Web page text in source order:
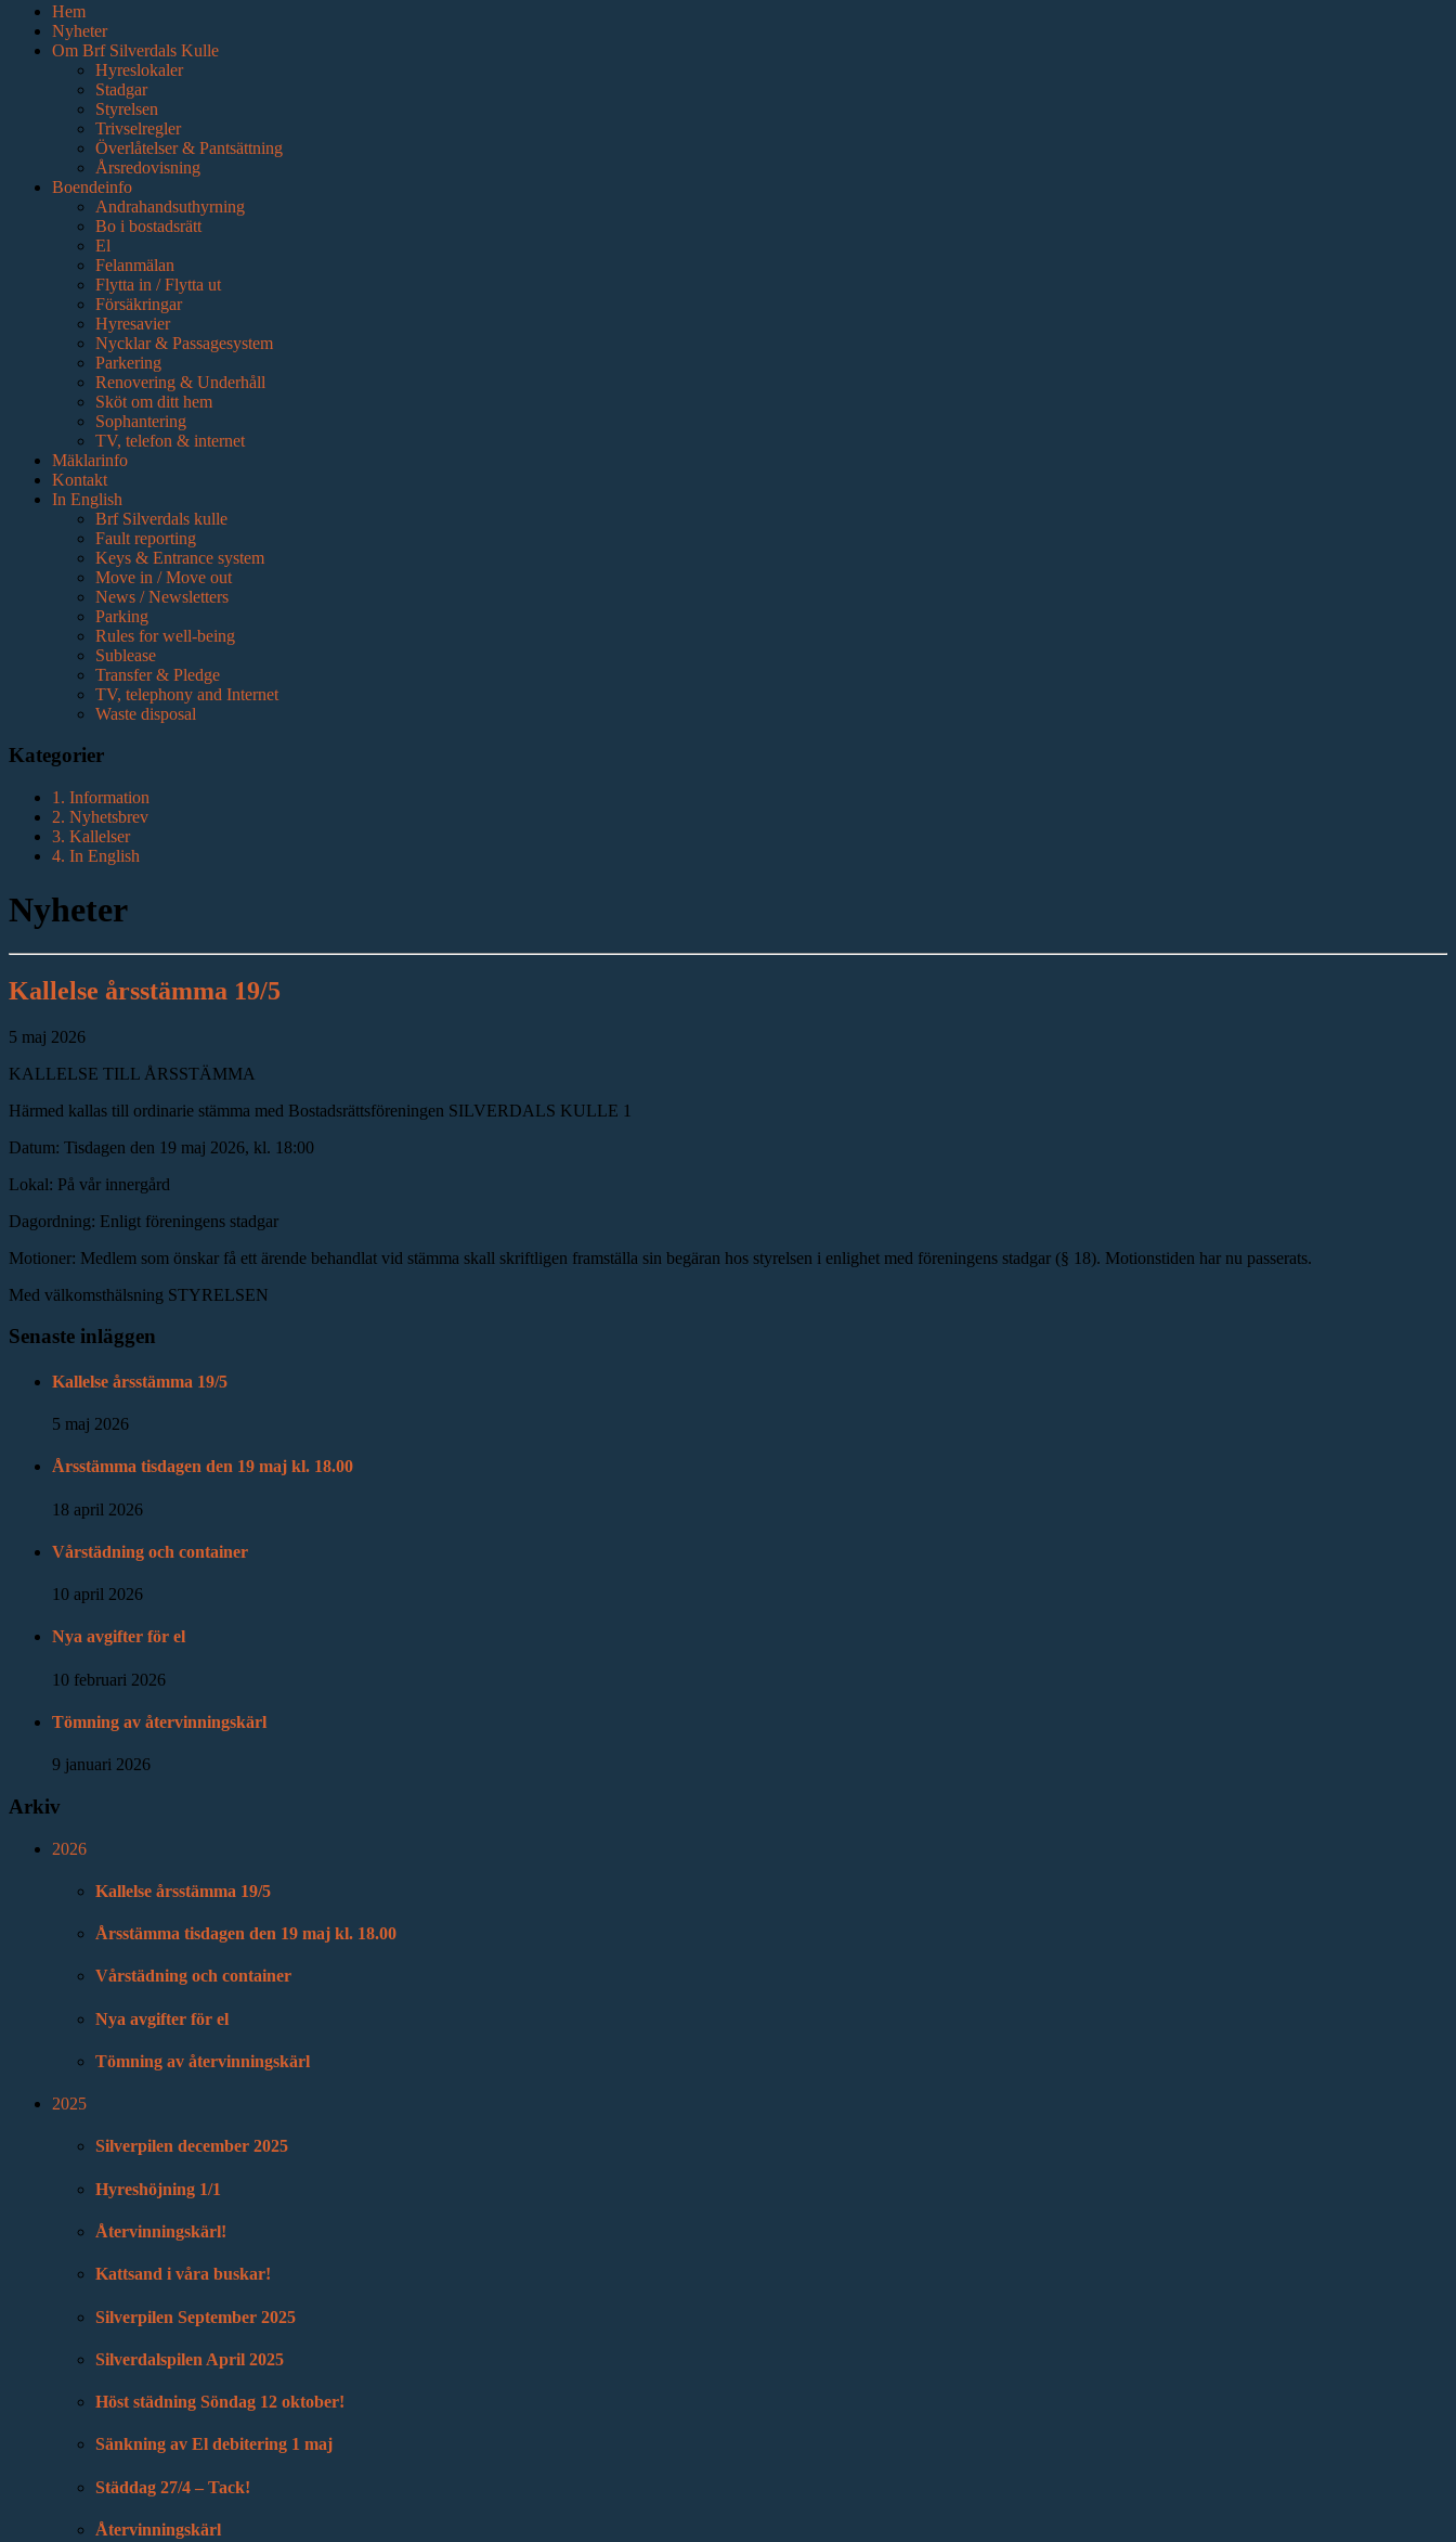
Hem
Nyheter
Om Brf Silverdals Kulle
Hyreslokaler
Stadgar
Styrelsen
Trivselregler
Överlåtelser & Pantsättning
Årsredovisning
Boendeinfo
Andrahandsuthyrning
Bo i bostadsrätt
El
Felanmälan
Flytta in / Flytta ut
Försäkringar
Hyresavier
Nycklar & Passagesystem
Parkering
Renovering & Underhåll
Sköt om ditt hem
Sophantering
TV, telefon & internet
Mäklarinfo
Kontakt
In English
Brf Silverdals kulle
Fault reporting
Keys & Entrance system
Move in / Move out
News / Newsletters
Parking
Rules for well-being
Sublease
Transfer & Pledge
TV, telephony and Internet
Waste disposal
Kategorier
1. Information
2. Nyhetsbrev
3. Kallelser
4. In English
Nyheter
Kallelse årsstämma 19/5
5 maj 2026
KALLELSE TILL ÅRSSTÄMMA
Härmed kallas till ordinarie stämma med Bostadsrättsföreningen SILVERDALS KULLE 1
Datum: Tisdagen den 19 maj 2026, kl. 18:00
Lokal: På vår innergård
Dagordning: Enligt föreningens stadgar
Motioner: Medlem som önskar få ett ärende behandlat vid stämma skall skriftligen framställa sin begäran hos styrelsen i enlighet med föreningens stadgar (§ 18). Motionstiden har nu passerats.
Med välkomsthälsning STYRELSEN
Senaste inläggen
Kallelse årsstämma 19/5
5 maj 2026
Årsstämma tisdagen den 19 maj kl. 18.00
18 april 2026
Vårstädning och container
10 april 2026
Nya avgifter för el
10 februari 2026
Tömning av återvinningskärl
9 januari 2026
Arkiv
2026
Kallelse årsstämma 19/5
Årsstämma tisdagen den 19 maj kl. 18.00
Vårstädning och container
Nya avgifter för el
Tömning av återvinningskärl
2025
Silverpilen december 2025
Hyreshöjning 1/1
Återvinningskärl!
Kattsand i våra buskar!
Silverpilen September 2025
Silverdalspilen April 2025
Höst städning Söndag 12 oktober!
Sänkning av El debitering 1 maj
Städdag 27/4 – Tack!
Återvinningskärl